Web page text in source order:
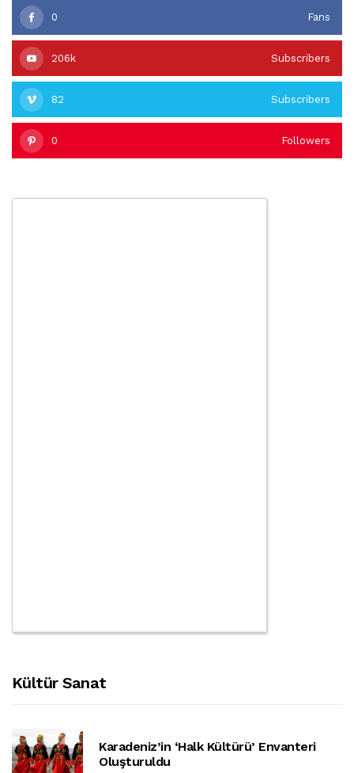
0 Fans
206k Subscribers
82 Subscribers
0 Followers
Kültür Sanat
Karadeniz’in ‘halk Kültürü’ Envanteri
Oluşturuldu